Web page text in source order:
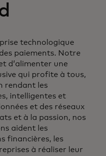
technologique
paiements. Notre
d’alimenter une
qui profite à tous,
rendant les
intelligentes et
et des réseaux
et à la passion, nos
aident les
financières, les
à réaliser leur